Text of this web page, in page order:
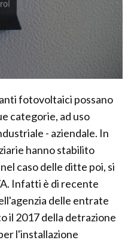
fotovoltaici possano
categorie, ad uso
- aziendale. In
hanno stabilito
caso delle ditte poi, si
Infatti è di recente
delle entrate
il 2017 della detrazione
l'installazione